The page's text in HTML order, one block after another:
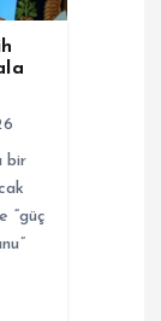
bir
“güç